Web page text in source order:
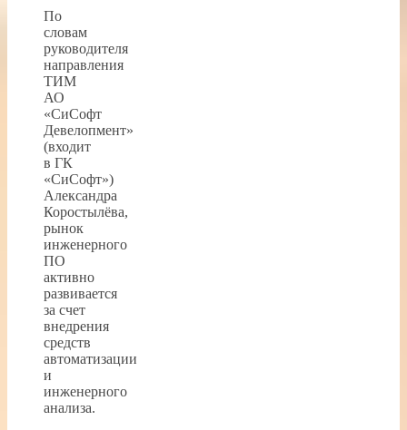
По
словам
руководителя
направления
ТИМ
АО
«СиСофт
Девелопмент»
(входит
в ГК
«СиСофт»)
Александра
Коростылёва,
рынок
инженерного
ПО
активно
развивается
за счет
внедрения
средств
автоматизации
и
инженерного
анализа.